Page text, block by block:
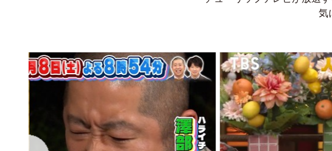
気